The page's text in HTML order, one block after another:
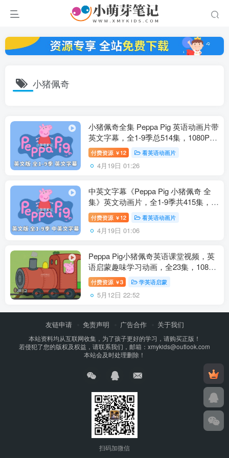
小猪佩奇
小猪佩奇全集 Peppa Pig 英语动画片带
英文字幕，全1-9季总514集，1080P高
清视频，百度云网盘下载！
付费资源 ￥ 12 看英语动画片
4月19日 01:26
中英文字幕《Peppa Pig 小猪佩奇 全
集》英文动画片，全1-9季共415集，
1080P高清视频，带配套音频MP3，百
度云网盘下载！
付费资源 ￥ 12 看英语动画片
4月19日 01:06
Peppa Pig小猪佩奇英语课堂视频，英
语启蒙趣味学习动画，全23集，1080P
高清视频中英文对白，百度云网盘下载
付费资源 ￥3 学英语启蒙
5月12日 22:52
友链申请 免责声明 广告合作 关于我们
本站资料均从互联网收集，为了孩子更好的学习，请购买正版！
若侵犯了您的版权及权益，请联系我们，邮箱：xmykids@outlook.com
本站会及时处理删除！
扫码加微信